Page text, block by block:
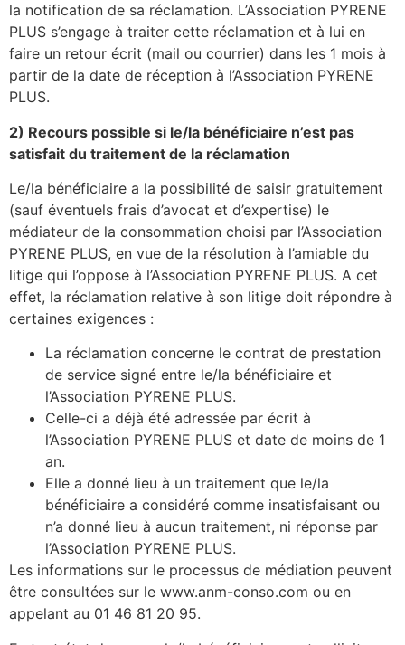
la notification de sa réclamation. L’Association PYRENE
PLUS s’engage à traiter cette réclamation et à lui en
faire un retour écrit (mail ou courrier) dans les 1 mois à
partir de la date de réception à l’Association PYRENE
PLUS.
2) Recours possible si le/la bénéficiaire n’est pas
satisfait du traitement de la réclamation
Le/la bénéficiaire a la possibilité de saisir gratuitement
(sauf éventuels frais d’avocat et d’expertise) le
médiateur de la consommation choisi par l’Association
PYRENE PLUS, en vue de la résolution à l’amiable du
litige qui l’oppose à l’Association PYRENE PLUS. A cet
effet, la réclamation relative à son litige doit répondre à
certaines exigences :
La réclamation concerne le contrat de prestation
de service signé entre le/la bénéficiaire et
l’Association PYRENE PLUS.
Celle-ci a déjà été adressée par écrit à
l’Association PYRENE PLUS et date de moins de 1
an.
Elle a donné lieu à un traitement que le/la
bénéficiaire a considéré comme insatisfaisant ou
n’a donné lieu à aucun traitement, ni réponse par
l’Association PYRENE PLUS.
Les informations sur le processus de médiation peuvent
être consultées sur le www.anm-conso.com ou en
appelant au 01 46 81 20 95.